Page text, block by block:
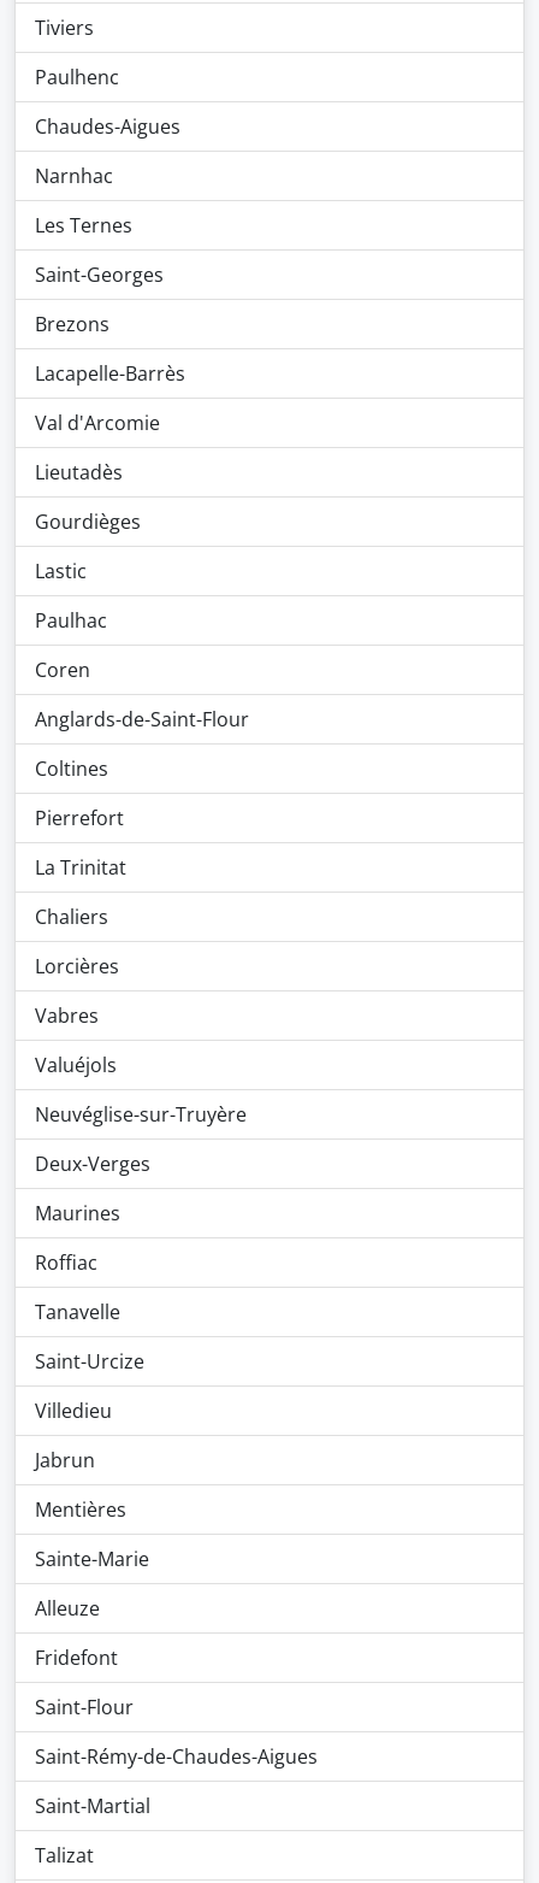
Tiviers
Paulhenc
Chaudes-Aigues
Narnhac
Les Ternes
Saint-Georges
Brezons
Lacapelle-Barrès
Val d'Arcomie
Lieutadès
Gourdièges
Lastic
Paulhac
Coren
Anglards-de-Saint-Flour
Coltines
Pierrefort
La Trinitat
Chaliers
Lorcières
Vabres
Valuéjols
Neuvéglise-sur-Truyère
Deux-Verges
Maurines
Roffiac
Tanavelle
Saint-Urcize
Villedieu
Jabrun
Mentières
Sainte-Marie
Alleuze
Fridefont
Saint-Flour
Saint-Rémy-de-Chaudes-Aigues
Saint-Martial
Talizat